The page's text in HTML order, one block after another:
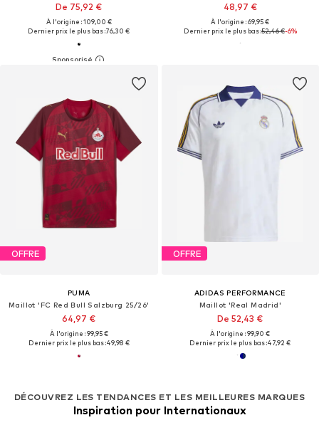
De 75,92 €
À l'origine : 109,00 €
Dernier prix le plus bas :76,30 €
48,97 €
À l'origine : 69,95 €
Dernier prix le plus bas :52,46 €-6%
OFFRE
PUMA
Maillot 'FC Red Bull Salzburg 25/26'
64,97 €
À l'origine : 99,95 €
Dernier prix le plus bas :49,98 €
OFFRE
ADIDAS PERFORMANCE
Maillot 'Real Madrid'
De 52,43 €
À l'origine : 99,90 €
Dernier prix le plus bas :47,92 €
DÉCOUVREZ LES TENDANCES ET LES MEILLEURES MARQUES
Inspiration pour Internationaux